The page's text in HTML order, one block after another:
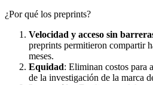
¿Por qué los preprints?
Velocidad y acceso sin
preprints permitieron compartir
meses.
Equidad: Eliminan costos para
de la investigación de la marca